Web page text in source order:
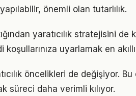
önemli olan tutarlılık.
yaratıcılık stratejisini de
uyarlamak en
öncelikleri de değişiyor.
süreci daha verimli kılıyor.